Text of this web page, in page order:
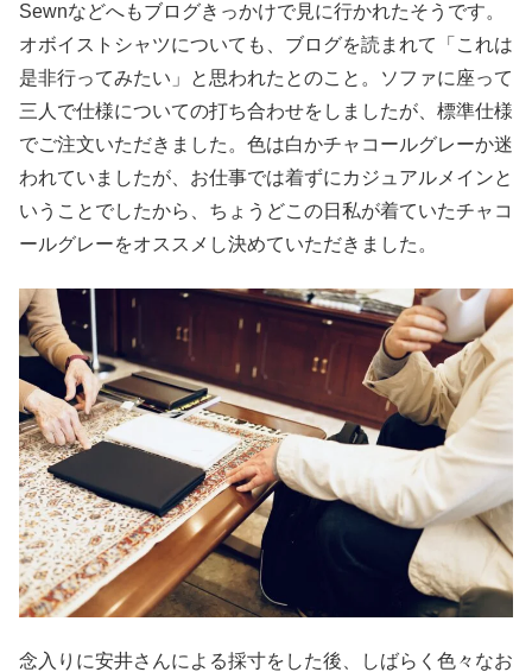
Sewnなどへもブログきっかけで見に行かれたそうです。
オボイストシャツについても、ブログを読まれて「これは
是非行ってみたい」と思われたとのこと。ソファに座って
三人で仕様についての打ち合わせをしましたが、標準仕様
でご注文いただきました。色は白かチャコールグレーか迷
われていましたが、お仕事では着ずにカジュアルメインと
いうことでしたから、ちょうどこの日私が着ていたチャコ
ールグレーをオススメし決めていただきました。
念入りに安井さんによる採寸をした後、しばらく色々なお